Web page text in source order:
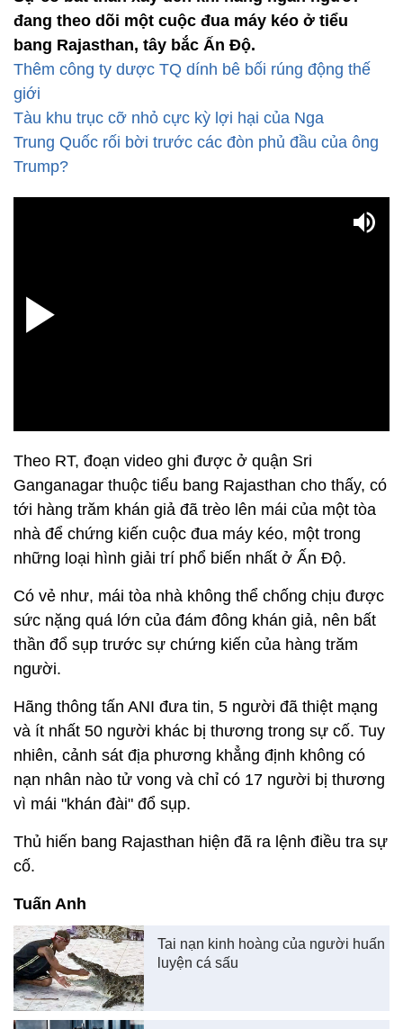
đang theo dõi một cuộc đua máy kéo ở tiểu
bang Rajasthan, tây bắc Ấn Độ.
Thêm công ty dược TQ dính bê bối rúng động thế
giới
Tàu khu trục cỡ nhỏ cực kỳ lợi hại của Nga
Trung Quốc rối bời trước các đòn phủ đầu của ông
Trump?
Theo RT, đoạn video ghi được ở quận Sri
Ganganagar thuộc tiểu bang Rajasthan cho thấy, có
tới hàng trăm khán giả đã trèo lên mái của một tòa
nhà để chứng kiến cuộc đua máy kéo, một trong
những loại hình giải trí phổ biến nhất ở Ấn Độ.
Có vẻ như, mái tòa nhà không thể chống chịu được
sức nặng quá lớn của đám đông khán giả, nên bất
thần đổ sụp trước sự chứng kiến của hàng trăm
người.
Hãng thông tấn ANI đưa tin, 5 người đã thiệt mạng
và ít nhất 50 người khác bị thương trong sự cố. Tuy
nhiên, cảnh sát địa phương khẳng định không có
nạn nhân nào tử vong và chỉ có 17 người bị thương
vì mái "khán đài" đổ sụp.
Thủ hiến bang Rajasthan hiện đã ra lệnh điều tra sự
cố.
Tuấn Anh
Tai nạn kinh hoàng của người huấn
luyện cá sấu